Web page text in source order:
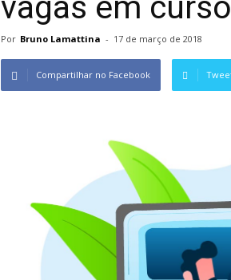
Por Bruno Lamattina - 17 de março de 2018
Compartilhar no Facebook